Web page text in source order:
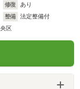
修復
あり
整備
法定整備付
区